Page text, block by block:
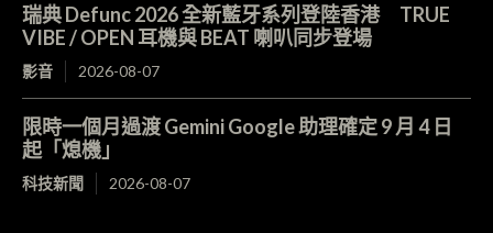
瑞典 Defunc 2026 全新藍牙系列登陸香港 TRUE
VIBE / OPEN 耳機與 BEAT 喇叭同步登場
影音 2026-08-07
限時一個月過渡 Gemini Google 助理確定 9 月 4 日
起「熄機」
科技新聞 2026-08-07